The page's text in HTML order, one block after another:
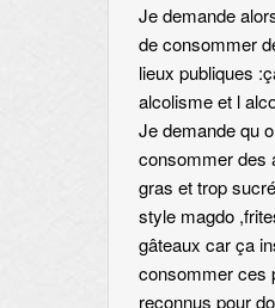
Je demande
de consommer
lieux publiques
alcolisme et l
Je demande qu
consommer des
gras et trop
style magdo
gâteaux car ça
consommer ces
reconnus pour